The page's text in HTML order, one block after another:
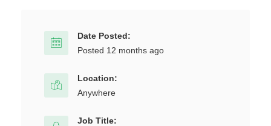
Date Posted:
Posted 12 months ago
Location:
Anywhere
Job Title: